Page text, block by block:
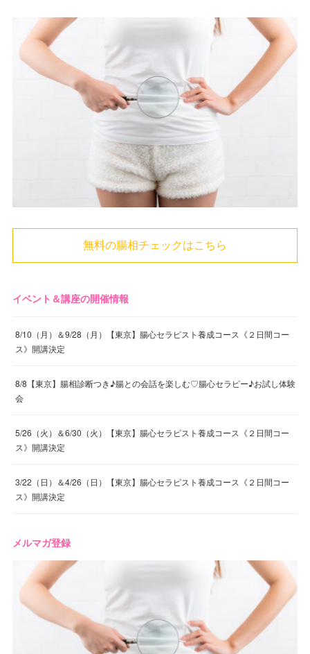
無料の腸相チェックはこちら
イベント＆講座の開催情報
8/10（月）＆9/28（月）【東京】腸心セラピスト養成コース《２日間コー
ス》開講決定
8/8【東京】腸相診断つき♪腸との会話を楽しむ♡腸心セラピー♪お試し体験
会
5/26（火）＆6/30（火）【東京】腸心セラピスト養成コース《２日間コー
ス》開講決定
3/22（日）＆4/26（日）【東京】腸心セラピスト養成コース《２日間コー
ス》開講決定
メルマガ登録